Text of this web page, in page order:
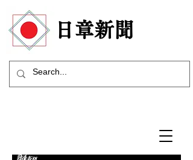
​日章新聞